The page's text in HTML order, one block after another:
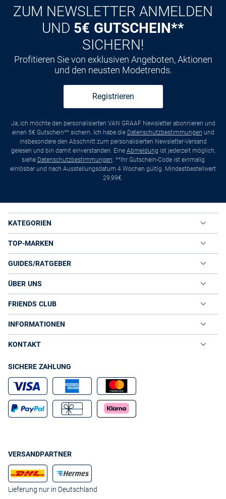
Kauf aufRechnung
ZUM NEWSLETTER ANMELDEN
UND 5€ GUTSCHEIN**
SICHERN!
Profitieren Sie von exklusiven Angeboten, Aktionen
und den neusten Modetrends.
Registrieren
Ja, ich möchte den personalisierten VAN GRAAF Newsletter abonnieren und
einen 5€ Gutschein** sichern. Ich habe die Datenschutzbestimmungen und
insbesondere den Abschnitt zum personalisierten Newsletter-Versand
gelesen und bin damit einverstanden. Eine Abmeldung ist jederzeit möglich,
siehe Datenschutzbestimmungen. **Ihr Gutschein-Code ist einmalig
einlösbar und nach Ausstellungsdatum 4 Wochen gültig. Mindestbestellwert
29,99€.
KATEGORIEN
TOP-MARKEN
GUIDES/RATGEBER
ÜBER UNS
FRIENDS CLUB
INFORMATIONEN
KONTAKT
SICHERE ZAHLUNG
VERSANDPARTNER
Lieferung nur in Deutschland